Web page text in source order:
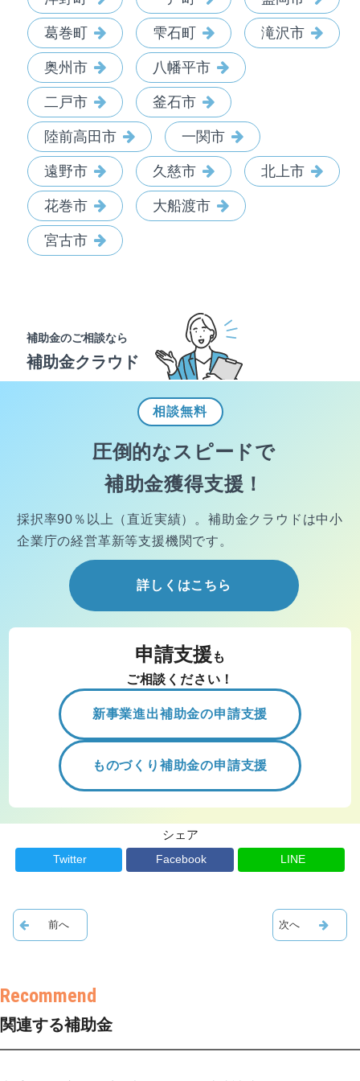
葛巻町 雫石町 滝沢市
奥州市 八幡平市
二戸市 釜石市
陸前高田市 一関市
遠野市 久慈市 北上市
花巻市 大船渡市
宮古市
補助金のご相談なら
補助金クラウド
相談無料
圧倒的なスピードで
補助金獲得支援！
採択率90％以上（直近実績）。 補助金クラウドは中小
企業庁の経営革新等支援機関です。
詳しくはこちら
申請支援 も
ご相談ください！
新事業進出補助金の申請支援
ものづくり補助金の申請支援
シェア
Twitter Facebook LINE
関連する補助金